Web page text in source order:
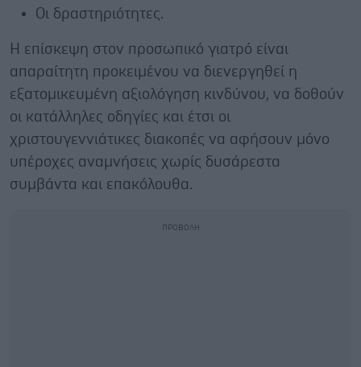
Οι δραστηριότητες.
Η επίσκεψη στον προσωπικό γιατρό είναι
απαραίτητη προκειμένου να διενεργηθεί η
εξατομικευμένη αξιολόγηση κινδύνου, να δοθούν
οι κατάλληλες οδηγίες και έτσι οι
χριστουγεννιάτικες διακοπές να αφήσουν μόνο
υπέροχες αναμνήσεις χωρίς δυσάρεστα
συμβάντα και επακόλουθα.